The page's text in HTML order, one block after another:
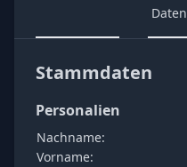
Daten
Stammdaten
Personalien
Nachname:
Vorname: